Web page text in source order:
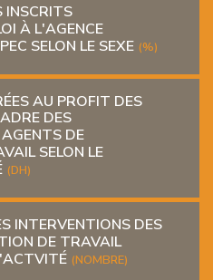
INSCRITS
À L'AGENCE
SELON LE SEXE (%)
AU PROFIT DES
DES
DE
SELON LE
(DH)
INTERVENTIONS DES
DE TRAVAIL
(NOMBRE)